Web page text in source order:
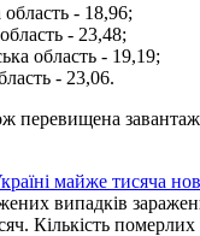
- 18,96;
- 23,48;
область - 19,19;
- 23,06.
перевищена
майже тисяча
випадків
Кількість померлих